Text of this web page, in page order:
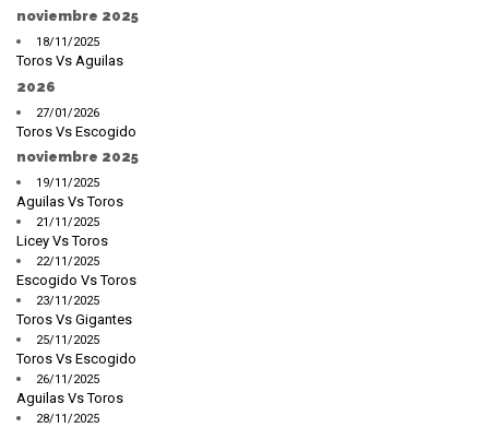
noviembre 2025
18/11/2025
Toros Vs Aguilas
2026
27/01/2026
Toros Vs Escogido
noviembre 2025
19/11/2025
Aguilas Vs Toros
21/11/2025
Licey Vs Toros
22/11/2025
Escogido Vs Toros
23/11/2025
Toros Vs Gigantes
25/11/2025
Toros Vs Escogido
26/11/2025
Aguilas Vs Toros
28/11/2025